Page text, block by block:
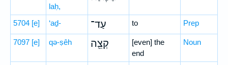
laḥ,
5704 [e] ‘aḏ- עַד־ to Prep
7097 [e] qə-ṣêh קְצֵ֖ה
[even] the
end
Noun